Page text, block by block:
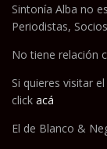
Sintonía Alba no
Periodistas,
No tiene relación
Si quieres visitar
click acá
El de Blanco &